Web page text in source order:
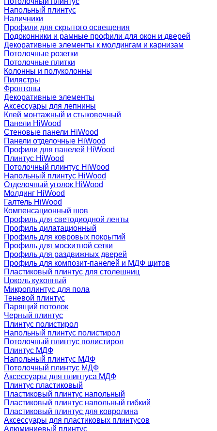
Напольный плинтус
Наличники
Профили для скрытого освещения
Подоконники и рамные профили для окон и дверей
Декоративные элементы к молдингам и карнизам
Потолочные розетки
Потолочные плитки
Колонны и полуколонны
Пилястры
Фронтоны
Декоративные элементы
Аксессуары для лепнины
Клей монтажный и стыковочный
Панели HiWood
Стеновые панели HiWood
Панели отделочные HiWood
Профили для панелей HiWood
Плинтус HiWood
Потолочный плинтус HiWood
Напольный плинтус HiWood
Отделочный уголок HiWood
Молдинг HiWood
Галтель HiWood
Компенсационный шов
Профиль для светодиодной ленты
Профиль дилатационный
Профиль для ковровых покрытий
Профиль для москитной сетки
Профиль для раздвижных дверей
Профиль для композит-панелей и МДФ щитов
Пластиковый плинтус для столешниц
Цоколь кухонный
Микроплинтус для пола
Теневой плинтус
Парящий потолок
Черный плинтус
Плинтус полистирол
Напольный плинтус полистирол
Потолочный плинтус полистирол
Плинтус МДФ
Напольный плинтус МДФ
Потолочный плинтус МДФ
Аксессуары для плинтуса МДФ
Плинтус пластиковый
Пластиковый плинтус напольный
Пластиковый плинтус напольный гибкий
Пластиковый плинтус для ковролина
Аксессуары для пластиковых плинтусов
Алюминиевый плинтус